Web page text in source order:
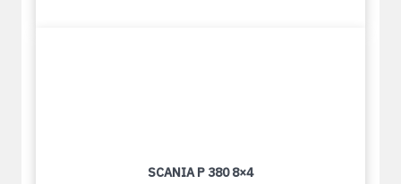
SCANIA P 380 8×4